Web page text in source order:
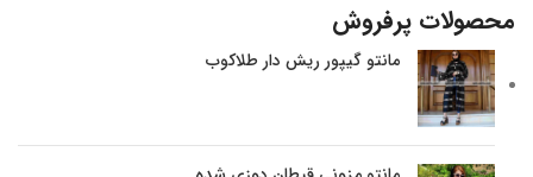
محصولات پرفروش
مانتو گیپور ریش دار طلاکوب